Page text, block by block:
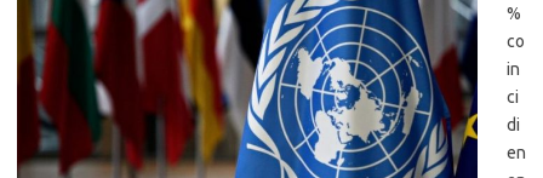
%
co
in
ci
di
en